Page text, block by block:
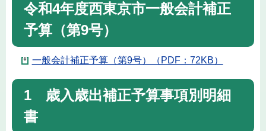
令和4年度西東京市一般会計補正
予算（第9号）
一般会計補正予算（第9号）（PDF：72KB）
1 歳入歳出補正予算事項別明細
書